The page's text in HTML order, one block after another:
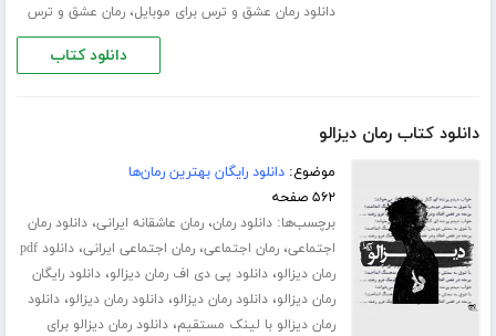
دانلود رمان عشق و ترس برای موبایل،رمان عشق و ترس
دانلود کتاب
دانلود کتاب رمان دیزالو
موضوع:دانلود رایگان بهترین رمان‌ها
۵۶۲ صفحه
برچسب‌ها:دانلود رمان،رمان عاشقانه ایرانی،دانلود رمان
اجتماعی،رمان اجتماعی،رمان اجتماعی ایرانی،
دانلود pdf
رمان دیزالو،دانلود پی دی اف رمان دیزالو،دانلود رایگان
رمان دیزالو،دانلود رمان دیزالو،دانلود رمان دیزالو،دانلود
رمان دیزالو با لینک مستقیم،دانلود رمان دیزالو برای